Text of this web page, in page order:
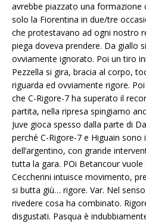
avrebbe piazzato una formazione
solo la Fiorentina in due/tre
che protestavano ad ogni nostro
piega doveva prendere. Da giallo
ovviamente ignorato. Poi un tiro
Pezzella si gira, bracia al corpo,
riguarda ed ovviamente rigore.
che C-Rigore-7 ha superato il
partita, nella ripresa spingiamo
Juve gioca spesso dalla parte di
perché C-Rigore-7 e Higuain sono
dell’argentino, con grande
tutta la gara. POi Betancour
Ceccherini intuisce movimento,
si butta giù… rigore. Var. Nel
rivedere cosa ha combinato.
disgustati. Pasqua è